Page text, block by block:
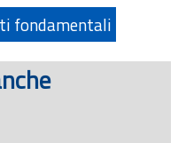
fondamentali